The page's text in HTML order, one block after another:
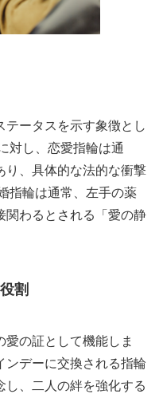
テータスを示す象徴とし
対し、恋愛指輪は通
り、具体的な法的な衝撃
指輪は通常、左手の薬
関わるとされる「愛の静
割
の証として機能しま
ンデーに交換される指輪
し、二人の絆を強化する